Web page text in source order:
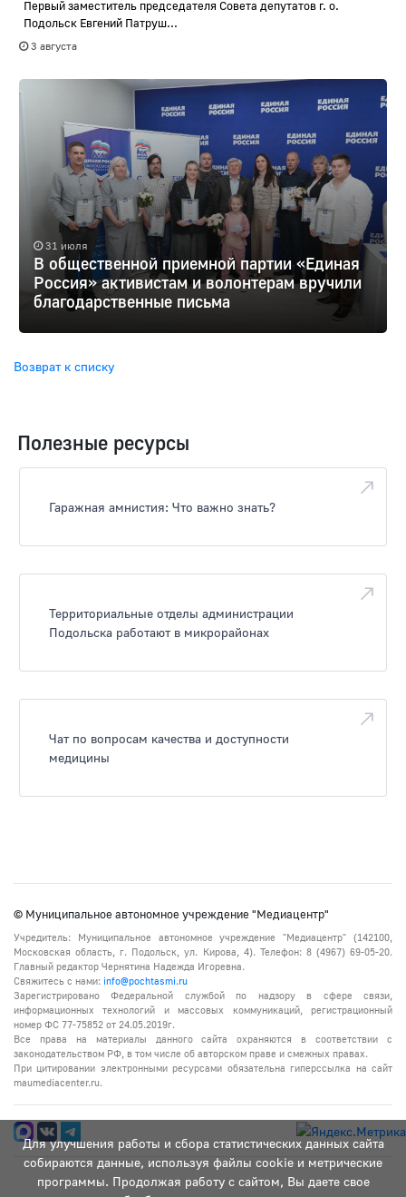
Первый заместитель председателя Совета депутатов г. о.
Подольск Евгений Патруш...
3 августа
31 июля
В общественной приемной партии «Единая
Россия» активистам и волонтерам вручили
благодарственные письма
Возврат к списку
Полезные ресурсы
Гаражная амнистия: Что важно знать?
Территориальные отделы администрации
Подольска работают в микрорайонах
Чат по вопросам качества и доступности
медицины
Для улучшения работы и сбора статистических данных сайта
собираются данные, используя файлы cookie и метрические
программы. Продолжая работу с сайтом, Вы даете свое
© Муниципальное автономное учреждение "Медиацентр"
Учредитель: Муниципальное автономное учреждение "Медиацентр" (142100,
Московская область, г. Подольск, ул. Кирова, 4). Телефон: 8 (4967) 69-05-20.
Главный редактор Чернятина Надежда Игоревна.
Свяжитесь с нами: info@pochtasmi.ru
Зарегистрировано Федеральной службой по надзору в сфере связи,
информационных технологий и массовых коммуникаций, регистрационный
номер ФС 77-75852 от 24.05.2019г.
Все права на материалы данного сайта охраняются в соответствии с
законодательством РФ, в том числе об авторском праве и смежных правах.
При цитировании электронными ресурсами обязательна гиперссылка на сайт
maumediacenter.ru.